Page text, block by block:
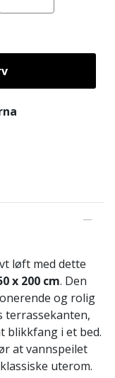
løft med dette
x 200 cm. Den
og rolig
terrassekanten,
blikkfang i et bed.
at vannspeilet
uterom.